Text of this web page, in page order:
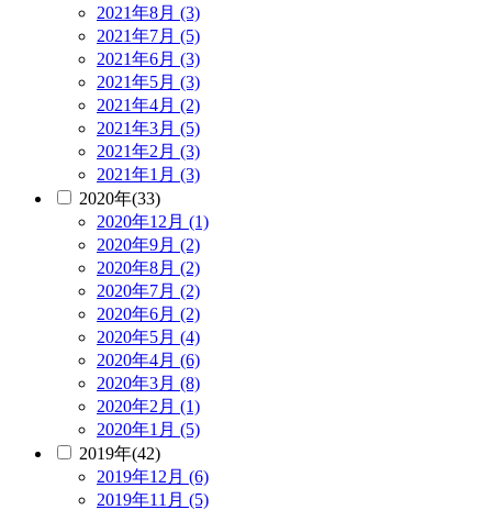
2021年8月 (3)
2021年7月 (5)
2021年6月 (3)
2021年5月 (3)
2021年4月 (2)
2021年3月 (5)
2021年2月 (3)
2021年1月 (3)
2020年(33)
2020年12月 (1)
2020年9月 (2)
2020年8月 (2)
2020年7月 (2)
2020年6月 (2)
2020年5月 (4)
2020年4月 (6)
2020年3月 (8)
2020年2月 (1)
2020年1月 (5)
2019年(42)
2019年12月 (6)
2019年11月 (5)